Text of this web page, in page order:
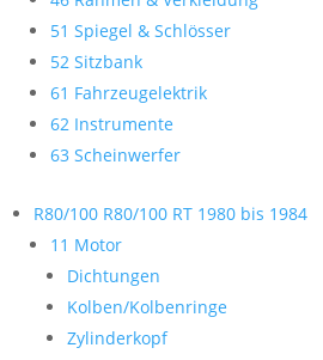
51 Spiegel & Schlösser
52 Sitzbank
61 Fahrzeugelektrik
62 Instrumente
63 Scheinwerfer
R80/100 R80/100 RT 1980 bis 1984
11 Motor
Dichtungen
Kolben/Kolbenringe
Zylinderkopf